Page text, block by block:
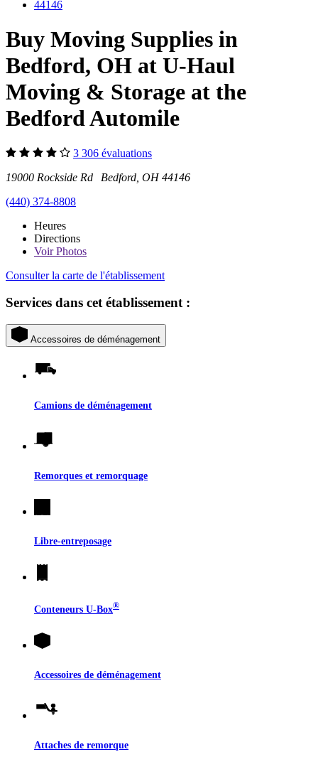
44146
Buy Moving Supplies in
Bedford, OH at U-Haul
Moving & Storage at the
Bedford Automile
3 306 évaluations
19000 Rockside Rd Bedford, OH 44146
(440) 374-8808
Heures
Directions
VoirPhotos
Consulter la carte de l'établissement
Services dans cet établissement :
Accessoires de déménagement
Camions de déménagement
Remorques et remorquage
Libre-entreposage
Conteneurs U-Box®
Accessoires de déménagement
Attaches de remorque